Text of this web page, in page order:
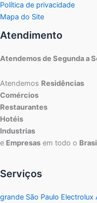
Política de privacidade
Mapa do Site
Atendimento
Atendemos de Segunda a
Atendemos Residências
Comércios
Restaurantes
Hotéis
Industrias
e Empresas em todo o
Serviços
grande São Paulo Electrolux